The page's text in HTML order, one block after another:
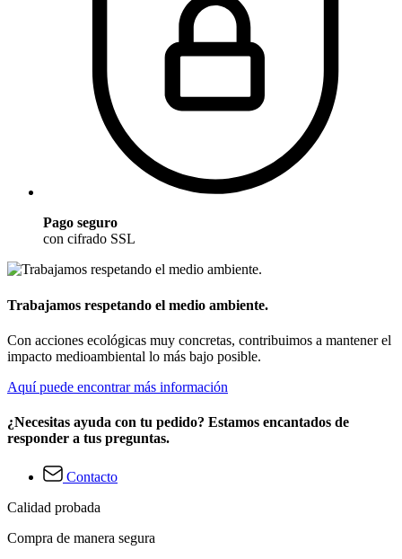
Pago seguro
con cifrado SSL
Trabajamos respetando el medio ambiente.
Con acciones ecológicas muy concretas, contribuimos a mantener el
impacto medioambiental lo más bajo posible.
Aquí puede encontrar más información
¿Necesitas ayuda con tu pedido? Estamos encantados de
responder a tus preguntas.
Contacto
Calidad probada
Compra de manera segura